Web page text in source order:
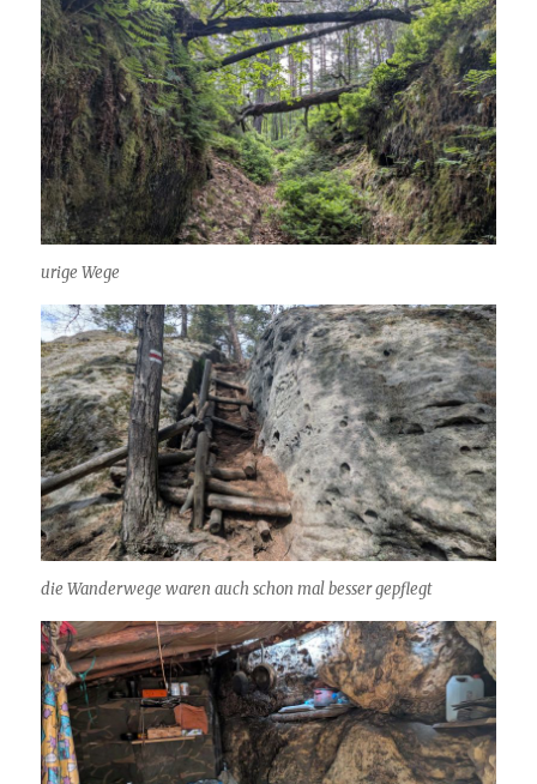
urige Wege
die Wanderwege waren auch schon mal besser gepflegt